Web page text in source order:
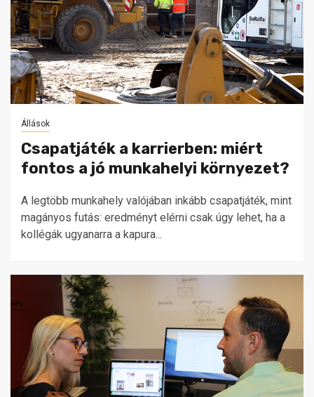
Állások
Csapatjáték a karrierben: miért
fontos a jó munkahelyi környezet?
A legtöbb munkahely valójában inkább csapatjáték, mint
magányos futás: eredményt elérni csak úgy lehet, ha a
kollégák ugyanarra a kapura...